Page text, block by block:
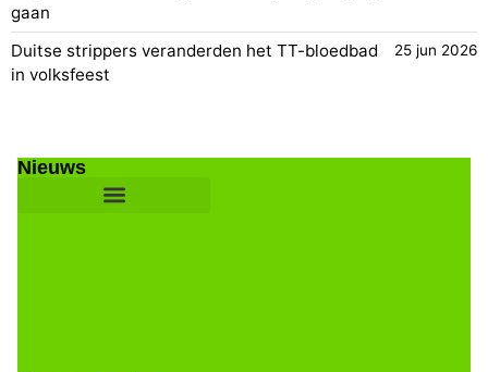
gaan
Duitse strippers veranderden het TT-bloedbad
in volksfeest
25 jun 2026
Nieuws